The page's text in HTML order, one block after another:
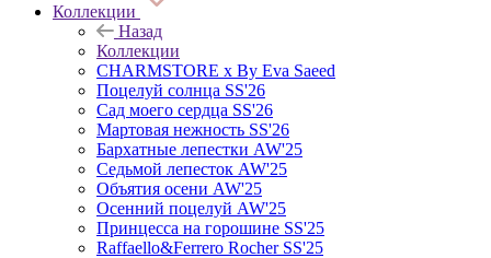
Коллекции
Назад
Коллекции
CHARMSTORE х By Eva Saeed
Поцелуй солнца SS'26
Сад моего сердца SS'26
Мартовая нежность SS'26
Бархатные лепестки AW'25
Седьмой лепесток AW'25
Объятия осени AW'25
Осенний поцелуй AW'25
Принцесса на горошине SS'25
Raffaello&Ferrero Rocher SS'25